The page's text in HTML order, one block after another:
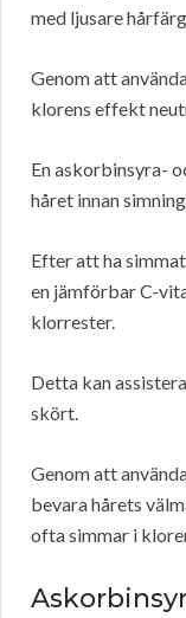
med ljusare
Genom att
klorens effekt
En askorbinsyra-
håret innan
Efter att ha
en jämförbar C-
klorrester.
Detta kan
skört.
Genom att
bevara hårets
ofta simmar i